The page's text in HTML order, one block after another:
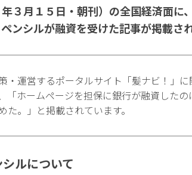
３月１５日・朝刊）の全国経済面
ンシルが融資を受けた記事が掲載され
・運営するポータルサイト「髪ナビ！」
「ホームページを担保に銀行が融資した
。」と掲載されています。
ルについて